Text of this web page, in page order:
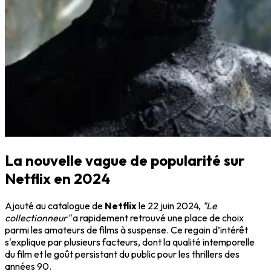
La nouvelle vague de popularité sur
Netflix en 2024
Ajouté au catalogue de Netflixle 22 juin 2024, "Le
collectionneur"a rapidement retrouvé une place de choix
parmi les amateurs de films à suspense. Ce regain d’intérêt
s'explique par plusieurs facteurs, dont la qualité intemporelle
du film et le goût persistant du public pour les thrillers des
années 90.